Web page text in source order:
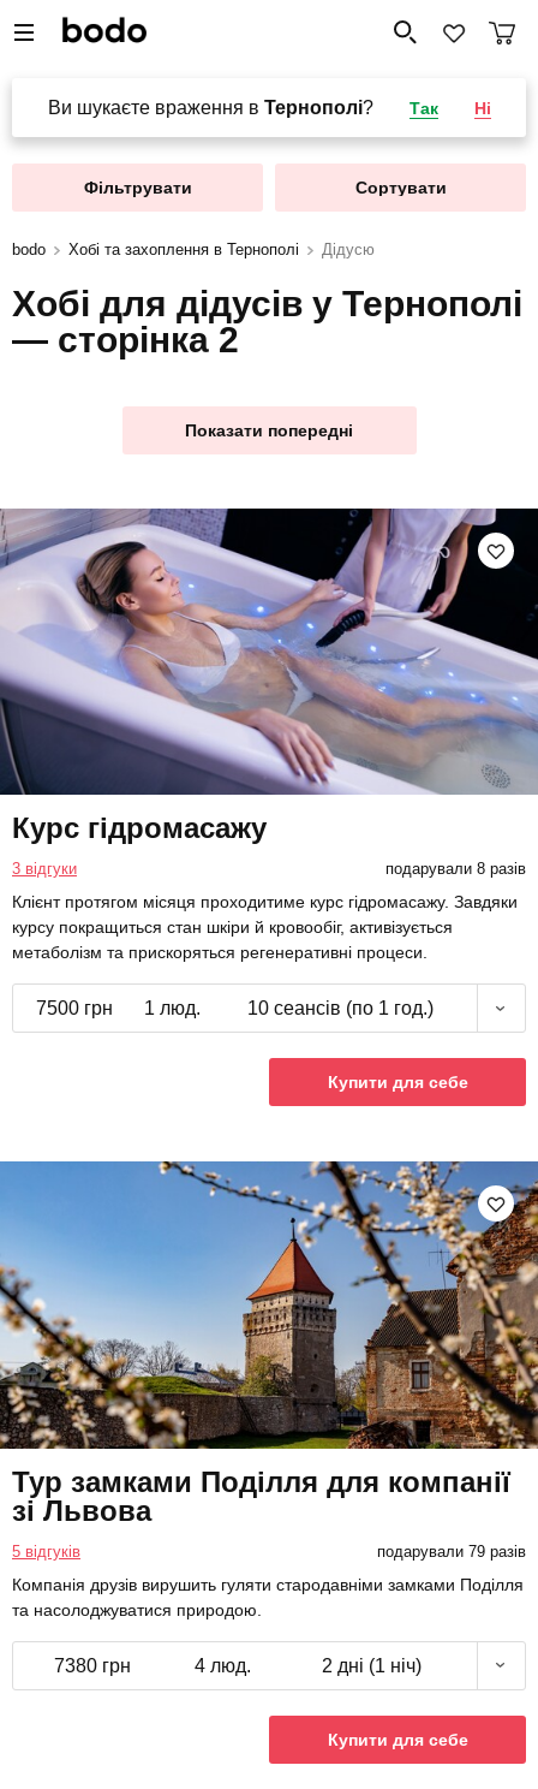
Ви шукаєте враження в Тернополі? Так Ні
Фільтрувати Сортувати
bodo Хобі та захоплення в Тернополі Дідусю
Хобі для дідусів у Тернополі
— сторінка 2
Показати попередні
Курс гідромасажу
3 відгуки подарували 8 разів
Клієнт протягом місяця проходитиме курс гідромасажу. Завдяки
курсу покращиться стан шкіри й кровообіг, активізується
метаболізм та прискоряться регенеративні процеси.
7500 грн 1 люд. 10 сеансів (по 1 год.)
Купити для себе
Тур замками Поділля для компанії
зі Львова
5 відгуків подарували 79 разів
Компанія друзів вирушить гуляти стародавніми замками Поділля
та насолоджуватися природою.
7380 грн 4 люд. 2 дні (1 ніч)
Купити для себе